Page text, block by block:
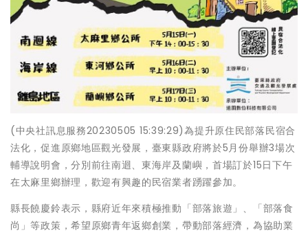
(中央社訊息服務20230505 15:39:29)為提升原住民部落民宿合
法化，促進原鄉地區觀光發展，臺東縣政府將於5月份舉辦3場次
輔導說明會，分別前往南迴、東海岸及蘭嶼，首場訂於15日下午
在太麻里鄉辦理，歡迎有興趣的民宿業者踴躍參加。
縣長饒慶鈴表示，縣府近年來積極推動「部落旅遊」、「部落食
尚」等政策，希望原鄉青年返鄉創業，帶動部落經濟，為協助業